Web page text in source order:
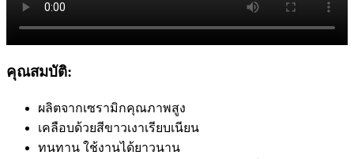
คุณสมบัติ:
ผลิตจากเซรามิกคุณภาพสูง
เคลือบด้วยสีขาวเงาเรียบเนียน
ทนทาน ใช้งานได้ยาวนาน